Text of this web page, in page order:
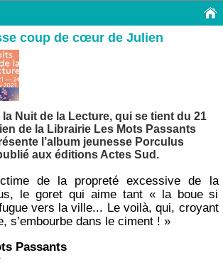
coup de cœur de Julien
la Nuit de la Lecture, qui se tient du 21
de la Librairie Les Mots Passants
l’album jeunesse Porculus
aux éditions Actes Sud.
de la propreté excessive de la
le goret qui aime tant « la boue si
vers la ville... Le voilà, qui, croyant
s’embourbe dans le ciment ! »
Passants